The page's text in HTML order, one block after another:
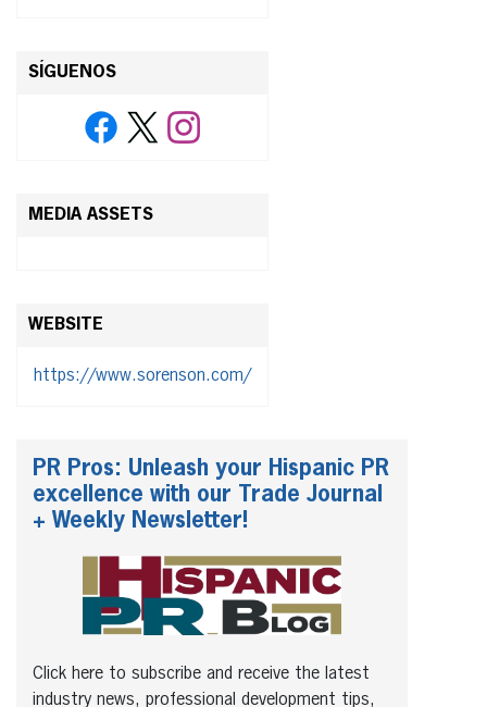
SÍGUENOS
MEDIA ASSETS
WEBSITE
https://www.sorenson.com/
PR Pros: Unleash your Hispanic PR
excellence with our Trade Journal
+ Weekly Newsletter!
Click here to subscribe and receive the latest
industry news, professional development tips,